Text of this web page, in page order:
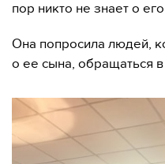
пор никто не знает о
Она попросила людей,
о ее сына, обращаться